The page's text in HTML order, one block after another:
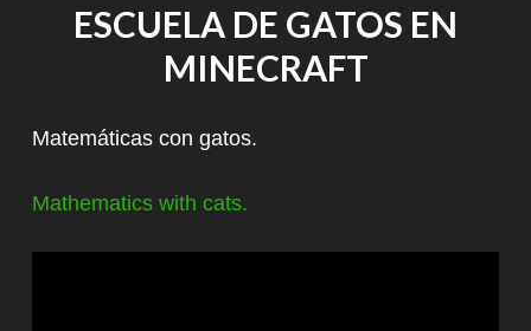
ESCUELA DE GATOS EN
MINECRAFT
Matemáticas con gatos.
Mathematics with cats.